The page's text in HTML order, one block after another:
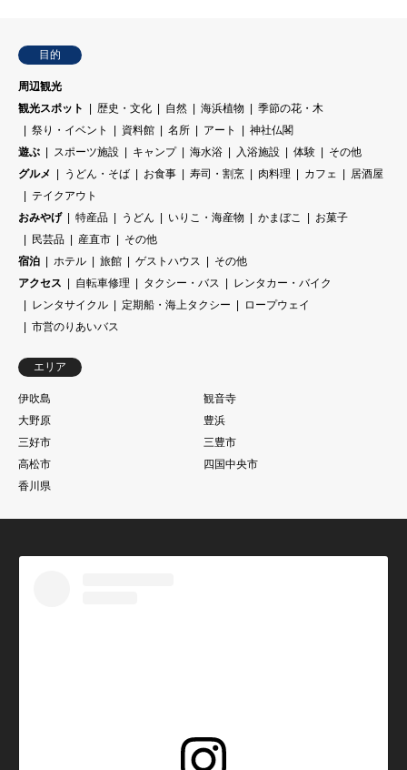
目的
周辺観光
観光スポット
歴史・文化 自然 海浜植物
季節の花・木
祭り・イベント
資料館 名所 アート
神社仏閣
遊ぶ
スポーツ施設 キャンプ 海水浴 入浴施設 体験
その他
グルメ
うどん・そば お食事 寿司・割烹 肉料理 カフェ
居酒屋
テイクアウト
おみやげ
特産品 うどん いりこ・海産物 かまぼこ
お菓子
民芸品
産直市
その他
宿泊
ホテル 旅館 ゲストハウス
その他
アクセス
自転車修理 タクシー・バス
レンタカー・バイク
レンタサイクル
定期船・海上タクシー
ロープウェイ
市営のりあいバス
エリア
伊吹島
観音寺
大野原
豊浜
三好市
三豊市
高松市
四国中央市
香川県